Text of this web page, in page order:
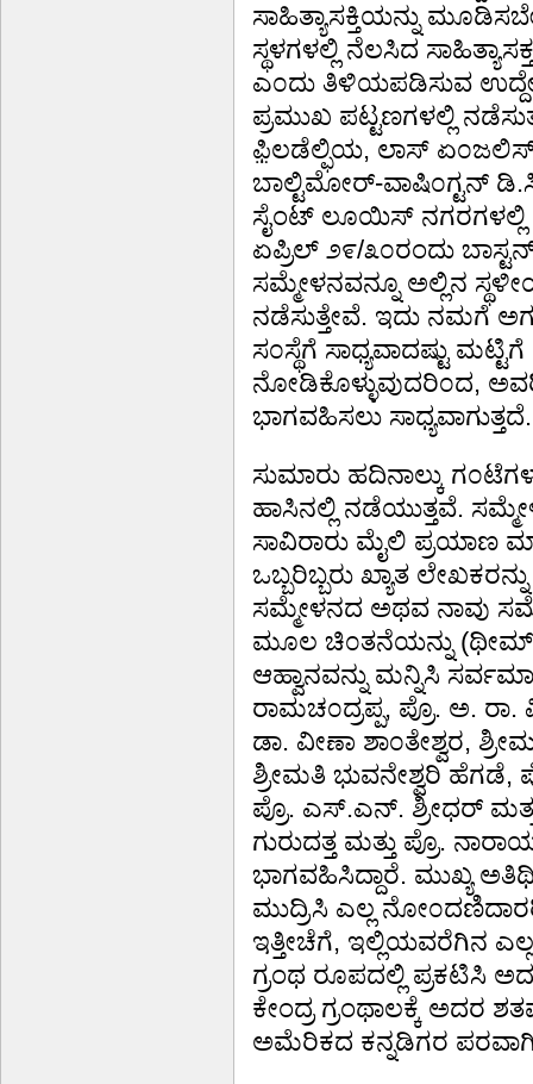
ಸಾಹಿತ್ಯಾಸಕ್ತಿಯನ್ನು
ಸ್ಥಳಗಳಲ್ಲಿ ನೆಲಸಿದ
ಎ೦ದು ತಿಳಿಯಪಡಿಸುವ
ಪ್ರಮುಖ ಪಟ್ಟಣಗಳಲ್ಲಿ
ಫ಼ಿಲಡೆಲ್ಫಿಯ, ಲಾಸ್ ಏ೦ಜಲಿಸ್,
ಬಾಲ್ಟಿಮೋರ್-ವಾಷಿ೦ಗ್ಟನ್ ಡಿ.ಸಿ.
ಸೈಂಟ್ ಲೂಯಿಸ್
ಏಪ್ರಿಲ್ ೨೯/೩೦ರಂದು
ಸಮ್ಮೇಳನವನ್ನೂ ಅಲ್ಲಿನ
ನಡೆಸುತ್ತೇವೆ. ಇದು ನಮಗೆ
ಸ೦ಸ್ಥೆಗೆ ಸಾಧ್ಯವಾದಷ್ಟು
ನೋಡಿಕೊಳ್ಳುವುದರಿ೦ದ,
ಭಾಗವಹಿಸಲು ಸಾಧ್ಯವಾಗುತ್ತದೆ.
ಸುಮಾರು ಹದಿನಾಲ್ಕು
ಹಾಸಿನಲ್ಲಿ ನಡೆಯುತ್ತವೆ.
ಸಾವಿರಾರು ಮೈಲಿ ಪ್ರಯಾಣ
ಒಬ್ಬರಿಬ್ಬರು ಖ್ಯಾತ
ಸಮ್ಮೇಳನದ ಅಥವ ನಾವು
ಮೂಲ ಚಿ೦ತನೆಯನ್ನು
ಆಹ್ವಾನವನ್ನು ಮನ್ನಿಸಿ
ರಾಮಚ೦ದ್ರಪ್ಪ, ಪ್ರೊ. ಅ.
ಡಾ. ವೀಣಾ ಶಾ೦ತೇಶ್ವರ,
ಶ್ರೀಮತಿ ಭುವನೇಶ್ವರಿ ಹೆಗಡೆ,
ಪ್ರೊ. ಎಸ್.ಎನ್. ಶ್ರೀಧರ್
ಗುರುದತ್ತ ಮತ್ತು ಪ್ರೊ.
ಭಾಗವಹಿಸಿದ್ದಾರೆ. ಮುಖ್ಯ
ಮುದ್ರಿಸಿ ಎಲ್ಲ
ಇತ್ತೀಚೆಗೆ, ಇಲ್ಲಿಯವರೆಗಿನ
ಗ್ರಂಥ ರೂಪದಲ್ಲಿ ಪ್ರಕಟಿಸಿ
ಕೇಂದ್ರ ಗ್ರಂಥಾಲಕ್ಕೆ ಅದರ
ಅಮೆರಿಕದ ಕನ್ನಡಿಗರ